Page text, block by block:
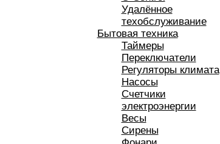
Удалённое
техобслуживание
Бытовая техника
Таймеры
Переключатели
Регуляторы климата
Насосы
Счетчики
электроэнергии
Весы
Сирены